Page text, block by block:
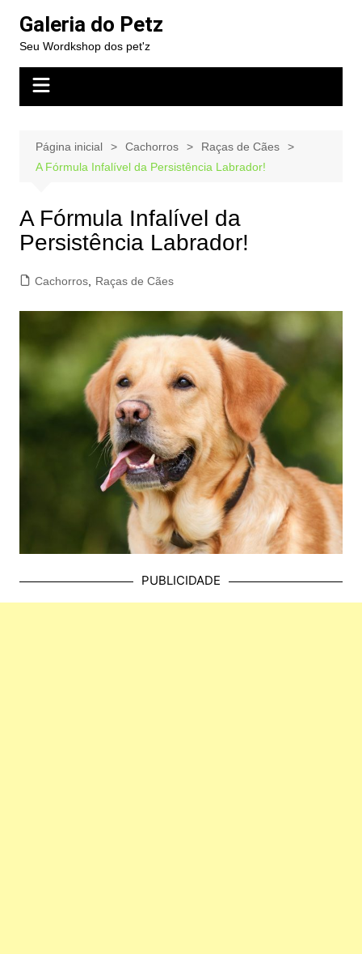
para
conteúdo
Galeria do Petz
Seu Wordkshop dos pet'z
Página inicial Cachorros
Raças de Cães
A Fórmula Infalível da Persistência Labrador!
A Fórmula Infalível da
Persistência Labrador!
Cachorros, Raças de Cães
PUBLICIDADE